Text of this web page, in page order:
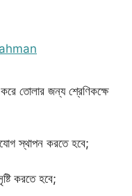
করে তোলার জন্য শ্রেণিকক্ষে
স্থাপন করতে হবে;
করতে হবে;